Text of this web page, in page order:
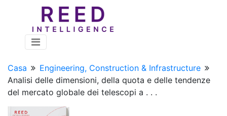
Casa
Engineering, Construction & Infrastructure
Analisi delle dimensioni, della quota e delle tendenze
del mercato globale dei telescopi a . . .